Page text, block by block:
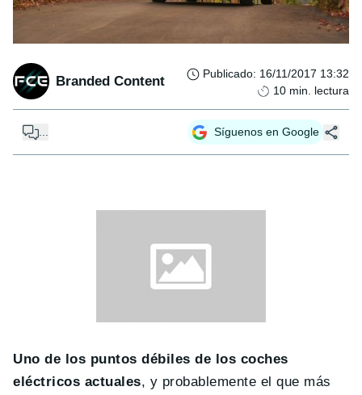
Branded Content Publicado: 16/11/2017 13:32
10 min. lectura
... Síguenos en Google
Uno de los puntos débiles de los coches
eléctricos actuales, y probablemente el que más